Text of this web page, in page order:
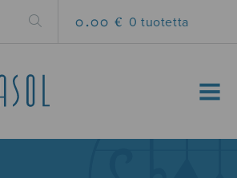
0.00 € 0 tuotetta
MENU